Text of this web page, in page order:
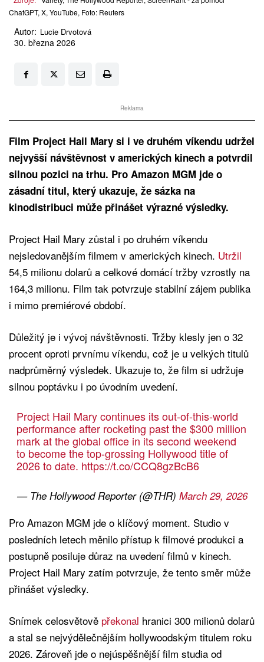
ChatGPT, X, YouTube, Foto: Reuters
Autor: Lucie Drvotová
30. března 2026
Reklama
Film Project Hail Mary si i ve druhém víkendu udržel
nejvyšší návštěvnost v amerických kinech a potvrdil
silnou pozici na trhu. Pro Amazon MGM jde o
zásadní titul, který ukazuje, že sázka na
kinodistribuci může přinášet výrazné výsledky.
Project Hail Mary zůstal i po druhém víkendu
nejsledovanějším filmem v amerických kinech. Utržil
54,5 milionu dolarů a celkové domácí tržby vzrostly na
164,3 milionu. Film tak potvrzuje stabilní zájem publika
i mimo premiérové období.
Důležitý je i vývoj návštěvnosti. Tržby klesly jen o 32
procent oproti prvnímu víkendu, což je u velkých titulů
nadprůměrný výsledek. Ukazuje to, že film si udržuje
silnou poptávku i po úvodním uvedení.
Project Hail Mary continues its out-of-this-world
performance after rocketing past the $300 million
mark at the global office in its second weekend
to become the top-grossing Hollywood title of
2026 to date. https://t.co/CCQ8gzBcB6
— The Hollywood Reporter (@THR) March 29, 2026
Pro Amazon MGM jde o klíčový moment. Studio v
posledních letech měnilo přístup k filmové produkci a
postupně posiluje důraz na uvedení filmů v kinech.
Project Hail Mary zatím potvrzuje, že tento směr může
přinášet výsledky.
Snímek celosvětově překonal hranici 300 milionů dolarů
a stal se nejvýdělečnějším hollywoodským titulem roku
2026. Zároveň jde o nejúspěšnější film studia od